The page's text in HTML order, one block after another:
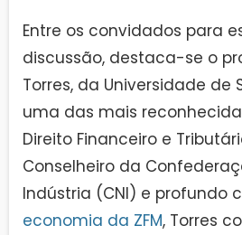
Entre os convidados para
discussão, destaca-se o
Torres, da Universidade de
uma das mais
Direito Financeiro e
Conselheiro da
Indústria (CNI) e profundo
economia da ZFM, Torres